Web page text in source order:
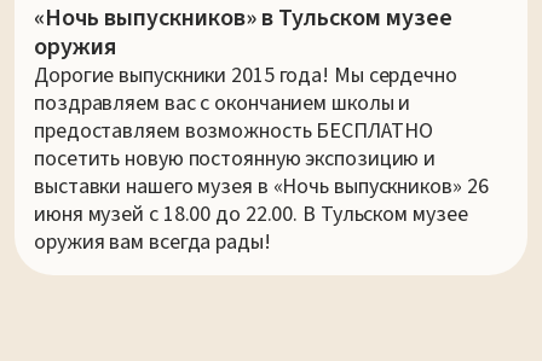
«Ночь выпускников» в Тульском музее
оружия
Дорогие выпускники 2015 года! Мы сердечно
поздравляем вас с окончанием школы и
предоставляем возможность БЕСПЛАТНО
посетить новую постоянную экспозицию и
выставки нашего музея в «Ночь выпускников» 26
июня музей с 18.00 до 22.00. В Тульском музее
оружия вам всегда рады!